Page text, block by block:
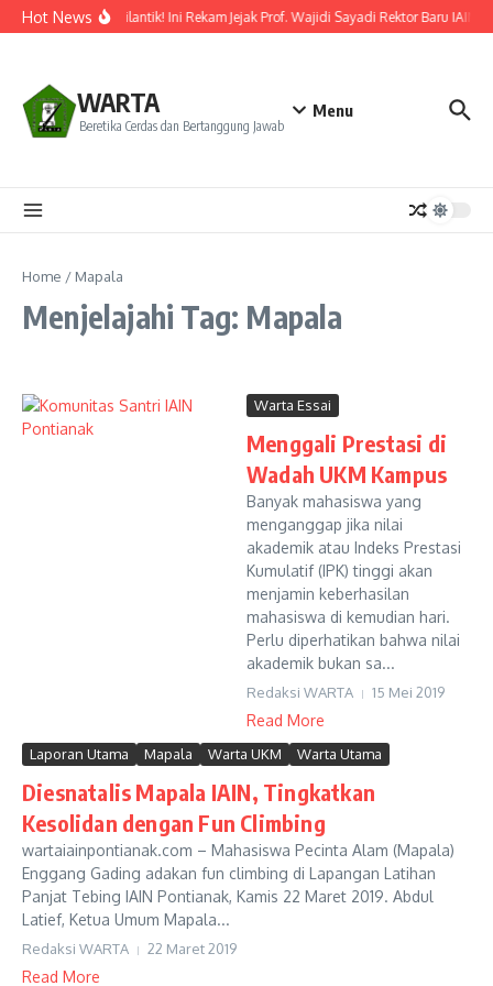
Lewati ke konten
Hot NewsResmi Dilantik! Ini Rekam Jejak Prof. Wajidi Sayadi Rektor Baru IAIN
WARTA
Beretika Cerdas dan Bertanggung Jawab
Menu
Home / Mapala
Menjelajahi Tag: Mapala
Warta Essai
Menggali Prestasi di
Wadah UKM Kampus
Banyak mahasiswa yang
menganggap jika nilai
akademik atau Indeks Prestasi
Kumulatif (IPK) tinggi akan
menjamin keberhasilan
mahasiswa di kemudian hari.
Perlu diperhatikan bahwa nilai
akademik bukan sa...
Redaksi WARTA 15 Mei 2019
Read More
Laporan Utama Mapala Warta UKM Warta Utama
Diesnatalis Mapala IAIN, Tingkatkan
Kesolidan dengan Fun Climbing
wartaiainpontianak.com – Mahasiswa Pecinta Alam (Mapala)
Enggang Gading adakan fun climbing di Lapangan Latihan
Panjat Tebing IAIN Pontianak, Kamis 22 Maret 2019. Abdul
Latief, Ketua Umum Mapala...
Redaksi WARTA 22 Maret 2019
Read More